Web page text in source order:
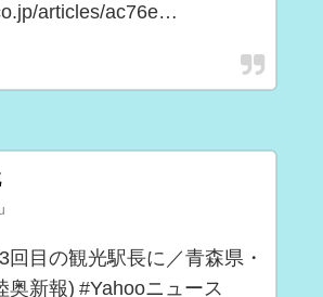
articles/ac76e…
回目の観光駅長に／青森県・
奥新報) #Yahooニュース